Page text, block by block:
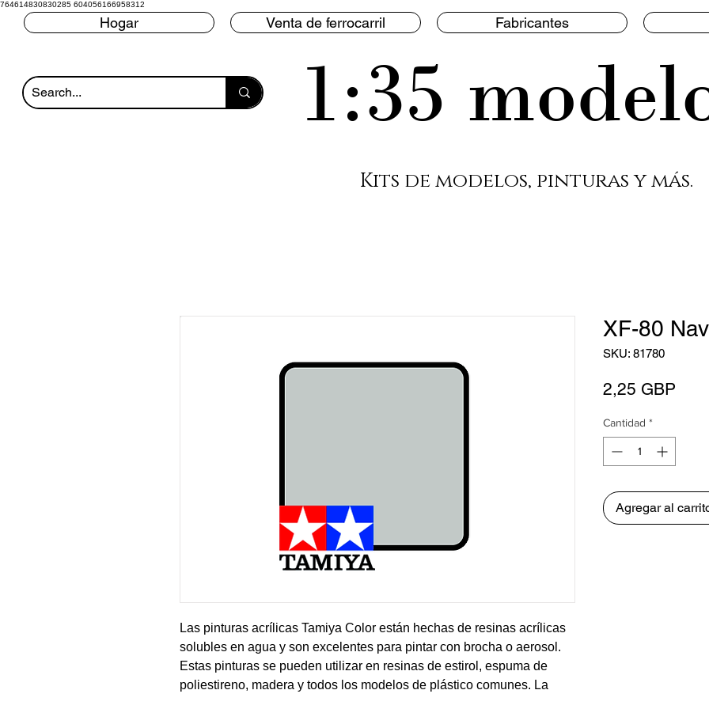
764614830830285 604056166958312
Hogar Venta de ferrocarril Fabricantes
1:35
Kits de modelos, pinturas y más.
Las pinturas acrílicas Tamiya Color están hechas de resinas acrílicas
solubles en agua y son excelentes para pintar con brocha o aerosol.
Estas pinturas se pueden utilizar en resinas de estirol, espuma de
poliestireno, madera y todos los modelos de plástico comunes. La
XF-80
SKU: 81780
2,25 GBP
Cantidad *
Agregar al